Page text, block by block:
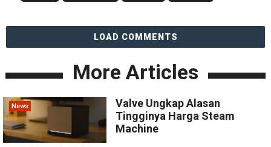
LOAD COMMENTS
More Articles
News
Valve Ungkap Alasan
Tingginya Harga Steam
Machine